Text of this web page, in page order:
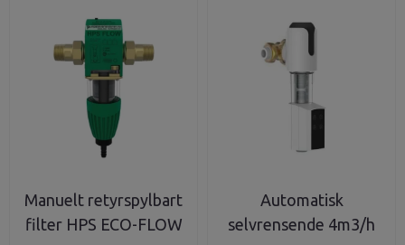
Manuelt retyrspylbart
filter HPS ECO-FLOW
Automatisk
selvrensende 4m3/h